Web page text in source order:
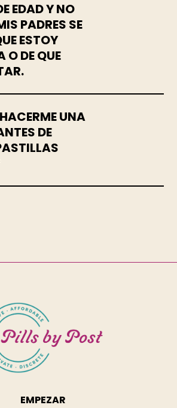
EDAD Y NO
PADRES SE
ESTOY
O DE QUE
UNA
DE
EMPEZAR